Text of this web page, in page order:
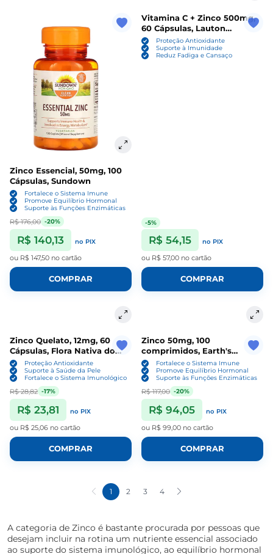
Zinco Essencial, 50mg, 100
Cápsulas, Sundown
Fortalece o Sistema Imune
Promove Equilíbrio Hormonal
Suporte às Funções Enzimáticas
R$ 176,00 -20%
R$ 140,13 no PIX
ou R$ 147,50 no cartão
COMPRAR
Vitamina C + Zinco 500mg,
60 Cápsulas, Lauton
Nutrition
Proteção Antioxidante
Suporte à Imunidade
Reduz Fadiga e Cansaço
-5%
R$ 54,15 no PIX
ou R$ 57,00 no cartão
COMPRAR
Zinco Quelato, 12mg, 60
Cápsulas, Flora Nativa do
BrasilProteção Antioxidante
Suporte à Saúde da Pele
Fortalece o Sistema Imunológico
R$ 28,82 -17%
R$ 23,81 no PIX
ou R$ 25,06 no cartão
COMPRAR
Zinco 50mg, 100
comprimidos, Earth's
Creation
Fortalece o Sistema Imune
Promove Equilíbrio Hormonal
Suporte às Funções Enzimáticas
R$ 117,00 -20%
R$ 94,05 no PIX
ou R$ 99,00 no cartão
COMPRAR
1 2 3 4
A categoria de Zinco é bastante procurada por pessoas que
desejam incluir na rotina um nutriente essencial associado
ao suporte do sistema imunológico, ao equilíbrio hormonal